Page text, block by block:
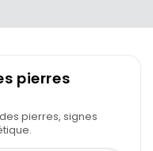
pierres
pierres, signes